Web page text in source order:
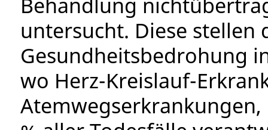
untersucht. Diese stellen
Gesundheitsbedrohung
wo Herz-Kreislauf-